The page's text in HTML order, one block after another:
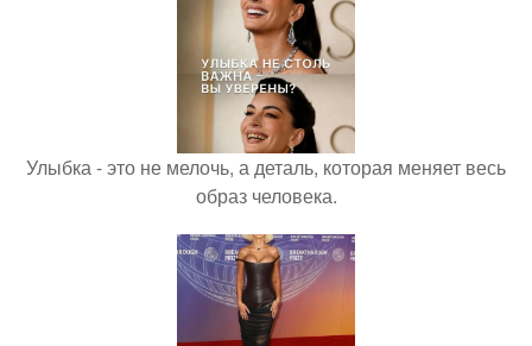
Улыбка - это не мелочь, а деталь, которая меняет весь
образ человека.